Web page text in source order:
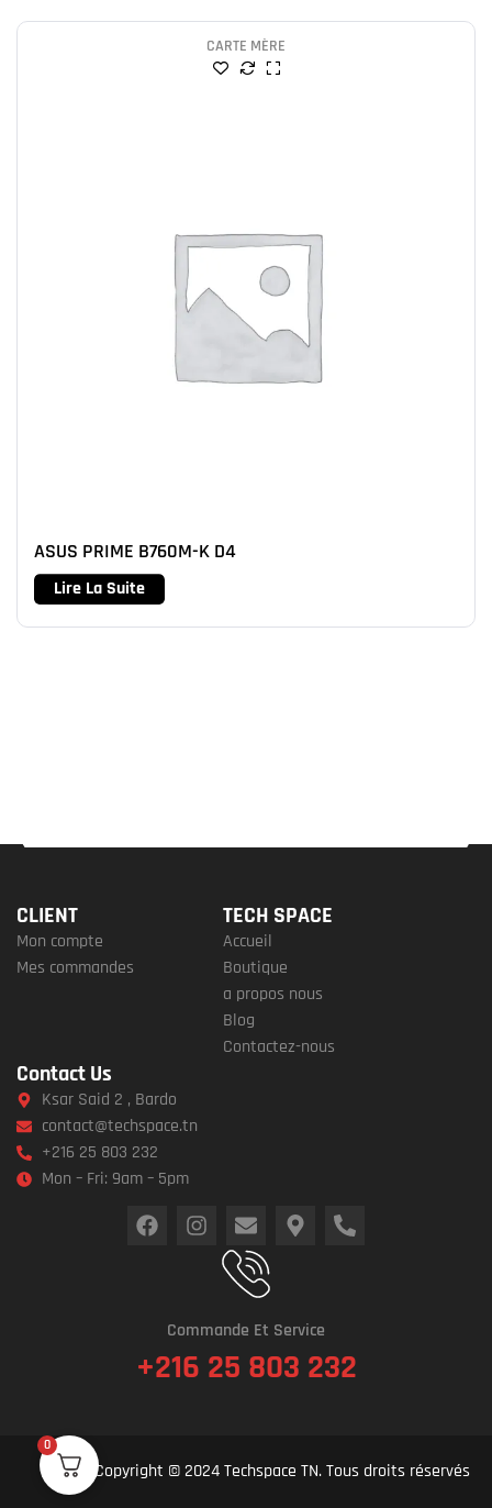
CARTE MÈRE
ASUS PRIME B760M-K D4
Lire La Suite
0
CLIENT
Mon compte
Mes commandes
TECH SPACE
Accueil
Boutique
a propos nous
Blog
Contactez-nous
Contact Us
Ksar Said 2 , Bardo
contact@techspace.tn
+216 25 803 232
Mon – Fri: 9am – 5pm
Commande Et Service
+216 25 803 232
Copyright © 2024 Techspace TN. Tous droits réservés